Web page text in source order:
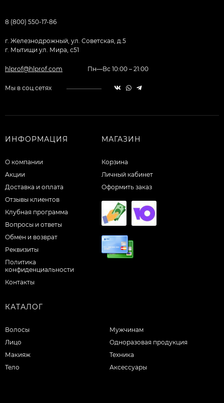
8 (800) 550-17-86
г. Железнодрожный, ул. Советская, д.5
г. Мытищи ул. Мира, с51
hlprof@hlprof.com Пн—Вс 10:00 – 21:00
Мы в соц.сетях
ИНФОРМАЦИЯ
О компании
Акции
Доставка и оплата
Отзывы клиентов
Клубная программа
Вопросы и ответы
Обмен и возврат
Реквизиты
Политика
конфиденциальности
Контакты
МАГАЗИН
Корзина
Личный кабинет
Оформить заказ
КАТАЛОГ
Волосы
Лицо
Макияж
Тело
Мужчинам
Одноразовая продукция
Техника
Аксессуары